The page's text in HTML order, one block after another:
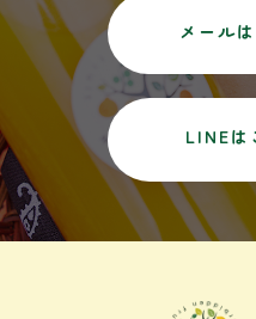
メール
LINEは